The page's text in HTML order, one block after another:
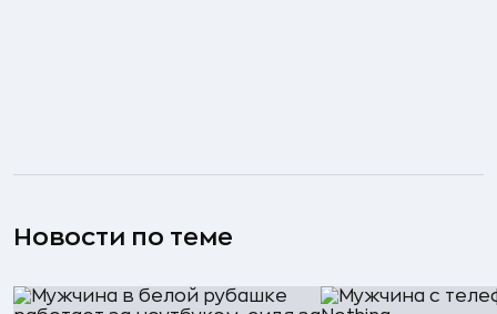
Новости по теме